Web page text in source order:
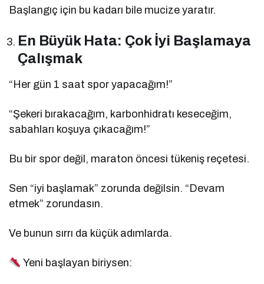
Başlangıç için bu kadarı bile mucize yaratır.
En Büyük Hata: Çok İyi Başlamaya
Çalışmak
“Her gün 1 saat spor yapacağım!”
“Şekeri bırakacağım, karbonhidratı keseceğim,
sabahları koşuya çıkacağım!”
Bu bir spor değil, maraton öncesi tükeniş reçetesi.
Sen “iyi başlamak” zorunda değilsin. “Devam
etmek” zorundasın.
Ve bunun sırrı da küçük adımlarda.
Yeni başlayan biriysen: